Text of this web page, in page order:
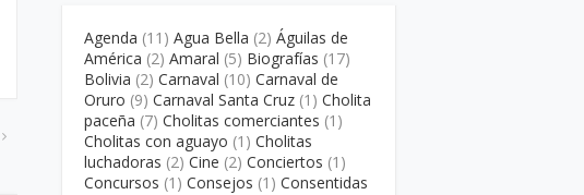
Agenda (11) Agua Bella (2) Águilas de
América (2) Amaral (5) Biografías (17)
Bolivia (2) Carnaval (10) Carnaval de
Oruro (9) Carnaval Santa Cruz (1) Cholita
paceña (7) Cholitas comerciantes (1)
Cholitas con aguayo (1) Cholitas
luchadoras (2) Cine (2) Conciertos (1)
Concursos (1) Consejos (1) Consentidas